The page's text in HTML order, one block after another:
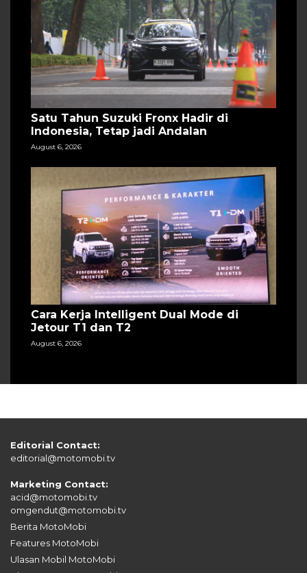
Satu Tahun Suzuki Fronx Hadir di
Indonesia, Tetap jadi Andalan
August 6, 2026
Cara Kerja Intelligent Dual Mode di
Jetour T1 dan T2
August 6, 2026
Editorial Contact:
editorial@motomobi.tv
Marketing Contact:
acid@motomobi.tv
omgendut@motomobi.tv
Berita MotoMobi
Features MotoMobi
Ulasan Mobil MotoMobi